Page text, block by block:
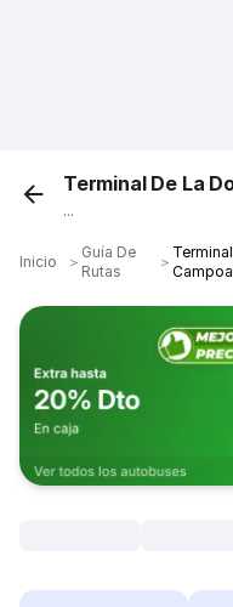
Terminal De La
...
Inicio ＞
Guía De
Rutas
＞